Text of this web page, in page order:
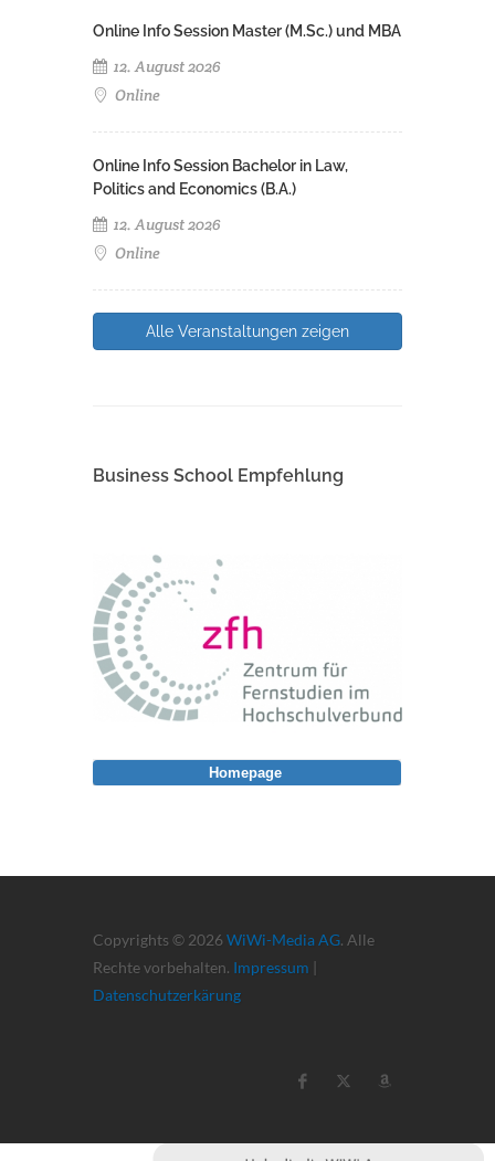
Online Info Session Master (M.Sc.) und MBA
12. August 2026
Online
Online Info Session Bachelor in Law,
Politics and Economics (B.A.)
12. August 2026
Online
Alle Veranstaltungen zeigen
Business School Empfehlung
Copyrights © 2026 WiWi-Media AG. Alle
Rechte vorbehalten. Impressum |
Datenschutzerkärung
Homepage